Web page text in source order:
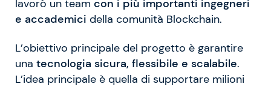
lavorò un team con i più importanti ingegneri
e accademici della comunità Blockchain.
L’obiettivo principale del progetto è garantire
una tecnologia sicura, flessibile e scalabile.
L’idea principale è quella di supportare milioni